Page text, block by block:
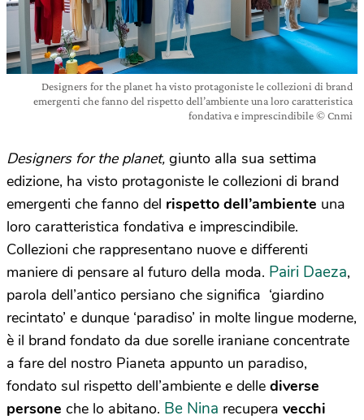
Designers for the planet ha visto protagoniste le collezioni di brand
emergenti che fanno del rispetto dell’ambiente una loro caratteristica
fondativa e imprescindibile © Cnmi
Designers for the planet, giunto alla sua settima
edizione, ha visto protagoniste le collezioni di brand
emergenti che fanno del rispetto dell’ambiente una
loro caratteristica fondativa e imprescindibile.
Collezioni che rappresentano nuove e differenti
maniere di pensare al futuro della moda. Pairi Daeza,
parola dell’antico persiano che significa ‘giardino
recintato’ e dunque ‘paradiso’ in molte lingue moderne,
è il brand fondato da due sorelle iraniane concentrate
a fare del nostro Pianeta appunto un paradiso,
fondato sul rispetto dell’ambiente e delle diverse
persone che lo abitano. Be Nina recupera vecchi